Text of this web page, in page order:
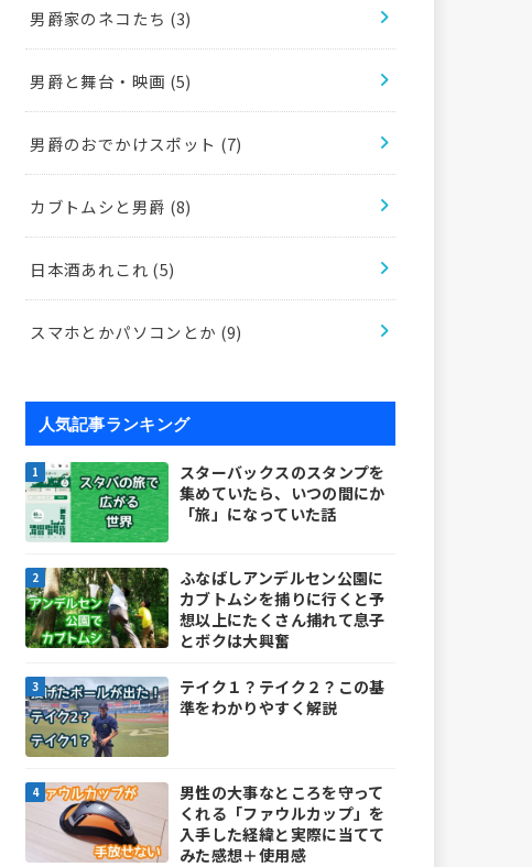
男爵家のネコたち (3)
男爵と舞台・映画 (5)
男爵のおでかけスポット (7)
カブトムシと男爵 (8)
日本酒あれこれ (5)
スマホとかパソコンとか (9)
人気記事ランキング
スターバックスのスタンプを
集めていたら、いつの間にか
「旅」になっていた話
ふなばしアンデルセン公園に
カブトムシを捕りに行くと予
想以上にたくさん捕れて息子
とボクは大興奮
テイク１？テイク２？この基
準をわかりやすく解説
男性の大事なところを守って
くれる「ファウルカップ」を
入手した経緯と実際に当てて
みた感想＋使用感